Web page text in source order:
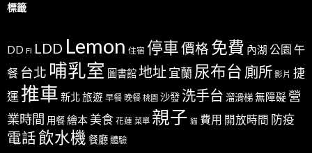
標籤
DD FI LDD Lemon 住宿 停車價格 免費 內湖 公園 午
餐 台北 哺乳室 圖書館地址宜蘭尿布台 廁所 影片 捷
運 推車 新北旅遊 早餐 晚餐 桃園 沙發 洗手台 溜滑梯無障礙 營
業時間 用餐繪本 美食 花蓮 菜單 親子 貓 費用 開放時間 防疫
電話飲水機 餐廳 體驗